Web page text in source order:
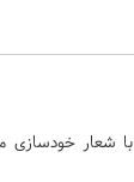
شعار خودسازی